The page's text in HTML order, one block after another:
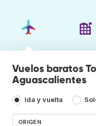
Vuelos baratos
Aguascalientes
Ida y vuelta
ORIGEN